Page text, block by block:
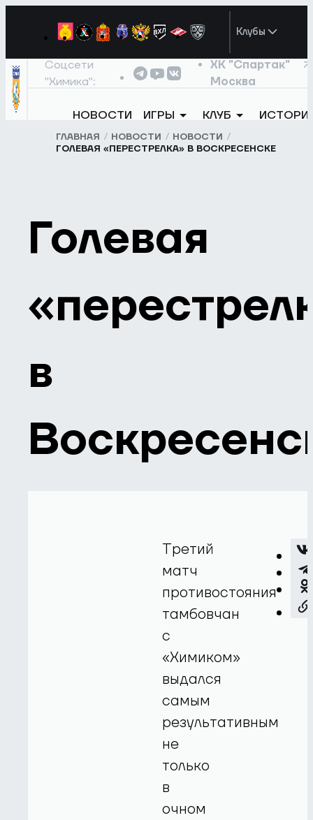
Клубы
Соцсети
"Химика":
ХК "Спартак"
Москва
НОВОСТИ ИГРЫ КЛУБ
ГЛАВНАЯ НОВОСТИ
НОВОСТИ
ГОЛЕВАЯ «ПЕРЕСТРЕЛКА» В ВОСКРЕСЕНСКЕ
Голевая
в
Третий
матч
противостояния
тамбовчан
с
«Химиком»
выдался
самым
результативным
не
только
в
очном